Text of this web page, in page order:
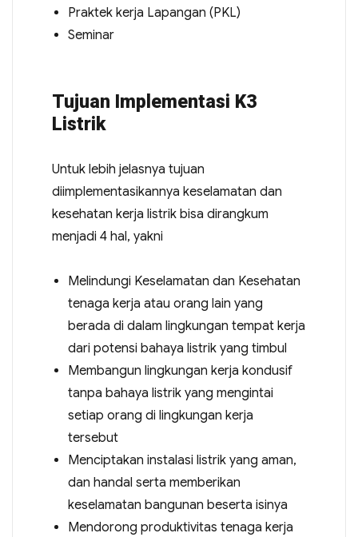
Praktek kerja Lapangan (PKL)
Seminar
Tujuan Implementasi K3
Listrik
Untuk lebih jelasnya tujuan
diimplementasikannya keselamatan dan
kesehatan kerja listrik bisa dirangkum
menjadi 4 hal, yakni
Melindungi Keselamatan dan Kesehatan
tenaga kerja atau orang lain yang
berada di dalam lingkungan tempat kerja
dari potensi bahaya listrik yang timbul
Membangun lingkungan kerja kondusif
tanpa bahaya listrik yang mengintai
setiap orang di lingkungan kerja
tersebut
Menciptakan instalasi listrik yang aman,
dan handal serta memberikan
keselamatan bangunan beserta isinya
Mendorong produktivitas tenaga kerja